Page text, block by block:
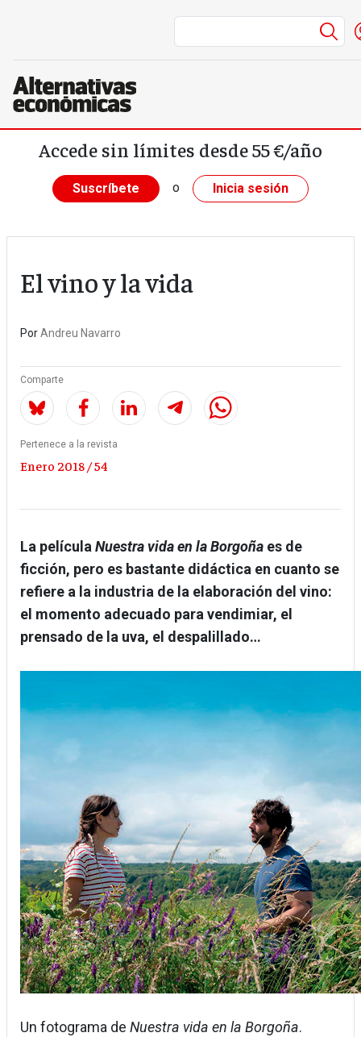
Pasar al contenido principal
Accede sin límites desde 55 €/año
Suscríbete o Inicia sesión
El vino y la vida
PorAndreu Navarro
Comparte
Pertenece a la revista
Enero 2018 / 54
La película Nuestra vida en la Borgoña es de
ficción, pero es bastante didáctica en cuanto se
refiere a la industria de la elaboración del vino:
el momento adecuado para vendimiar, el
prensado de la uva, el despalillado…
Un fotograma de Nuestra vida en la Borgoña.